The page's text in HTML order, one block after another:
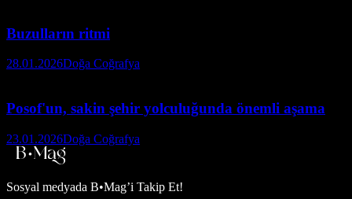
Buzulların ritmi
28.01.2026Doğa Coğrafya
Posof'un, sakin şehir yolculuğunda önemli aşama
23.01.2026Doğa Coğrafya
Sosyal medyada B•Mag’i Takip Et!